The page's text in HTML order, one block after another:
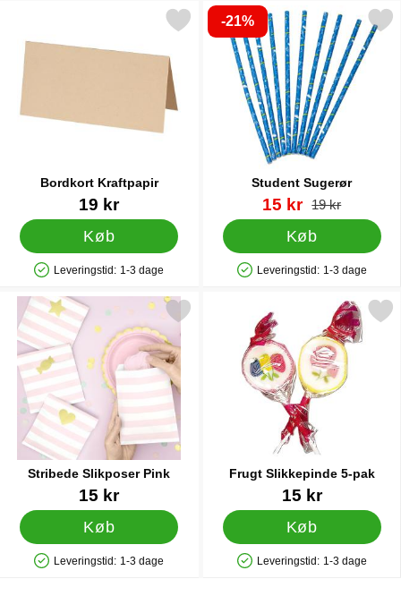
Bordkort Kraftpapir
Varenr 4214419 kr
Køb
Produkttilgængelighed: På lager
Leveringstid: 1-3 dage
Markér bordkort Kraftpapir som favorit
-21%
Student Sugerør
Varenr 21534
pris
15 kr pris
19 kr
Køb
Produkttilgængelighed: På lager
Leveringstid: 1-3 dage
Markér student
Stribede Slikposer Pink
Varenr 2593015 kr
Køb
Produkttilgængelighed: På lager
Leveringstid: 1-3 dage
Markér stribede Slikposer Pink som favorit
Frugt Slikkepinde 5-pak
Varenr 3030515 kr
Køb
Produkttilgængelighed: På lager
Leveringstid: 1-3 dage
Markér frugt